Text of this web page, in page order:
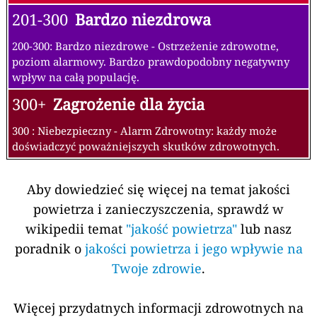
201-300 Bardzo niezdrowa
200-300: Bardzo niezdrowe - Ostrzeżenie zdrowotne,
poziom alarmowy. Bardzo prawdopodobny negatywny
wpływ na całą populację.
300+ Zagrożenie dla życia
300 : Niebezpieczny - Alarm Zdrowotny: każdy może
doświadczyć poważniejszych skutków zdrowotnych.
Aby dowiedzieć się więcej na temat jakości
powietrza i zanieczyszczenia, sprawdź w
wikipedii temat "jakość powietrza" lub nasz
poradnik o jakości powietrza i jego wpływie na
Twoje zdrowie.
Więcej przydatnych informacji zdrowotnych na